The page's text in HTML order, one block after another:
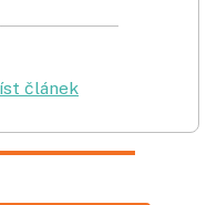
článek